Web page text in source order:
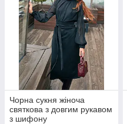
Чорна сукня жіноча
святкова з довгим рукавом
з шифону